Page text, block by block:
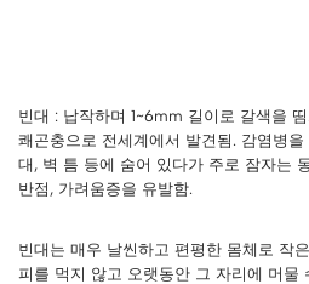
빈대 : 납작하며 1~6mm 길이로 갈색을
쾌곤충으로 전세계에서 발견됨. 감염병
대, 벽 틈 등에 숨어 있다가 주로 잠자는
반점, 가려움증을 유발함.
빈대는 매우 날씬하고 편평한 몸체로 작
피를 먹지 않고 오랫동안 그 자리에 머물